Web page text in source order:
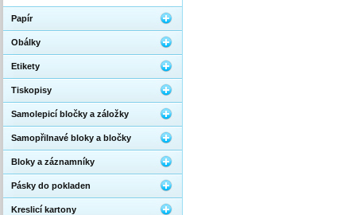
Papír
Obálky
Etikety
Tiskopisy
Samolepicí bločky a záložky
Samopřilnavé bloky a bločky
Bloky a záznamníky
Pásky do pokladen
Kreslicí kartony